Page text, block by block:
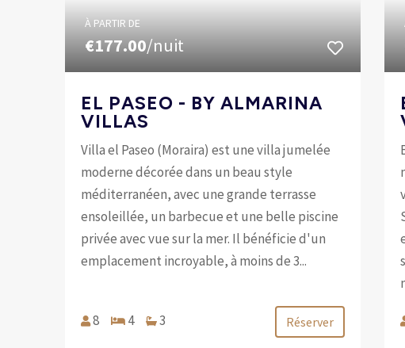
À PARTIR DE
€177.00/nuit
EL PASEO - BY ALMARINA
VILLAS
Villa el Paseo (Moraira) est une villa jumelée
moderne décorée dans un beau style
méditerranéen, avec une grande terrasse
ensoleillée, un barbecue et une belle piscine
privée avec vue sur la mer. Il bénéficie d'un
emplacement incroyable, à moins de 3...
8 4 3 Réserver